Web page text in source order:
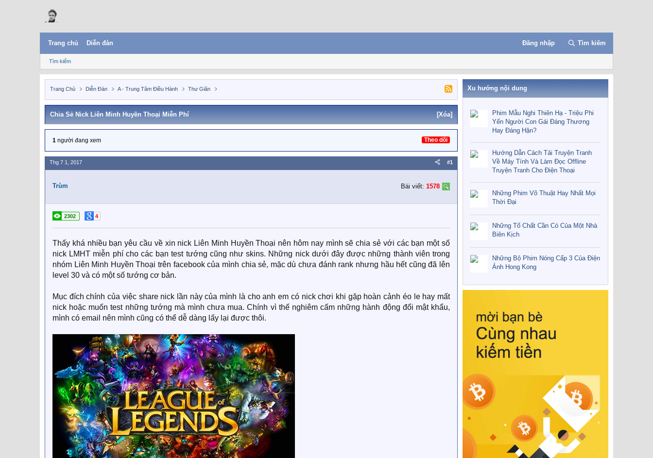
Trang chủ Diễn đàn Đăng nhập Tìm kiếm
Tìm kiếm
Trang Chủ Diễn Đàn A - Trung Tâm Điều Hành Thư Giãn
Chia Sẻ Nick Liên Minh Huyền Thoại Miễn Phí [Xóa]
1 người đang xem Theo dõi
Thg 7 1, 2017 #1
Trùm Bài viết: 1578
2302 4
Thấy khá nhiều bạn yêu cầu về xin nick Liên Minh Huyền Thoại nên hôm nay mình sẽ chia sẻ với các bạn một số
nick LMHT miễn phí cho các bạn test tướng cũng như skins. Những nick dưới đây được những thành viên trong
nhóm Liên Minh Huyền Thoại trên facebook của mình chia sẻ, mặc dù chưa đánh rank nhưng hầu hết cũng đã lên
level 30 và có một số tướng cơ bản.
Mục đích chính của việc share nick lần này của mình là cho anh em có nick chơi khi gặp hoàn cảnh éo le hay mất
nick hoặc muốn test những tướng mà mình chưa mua. Chính vì thế nghiêm cấm những hành động đổi mật khẩu,
mình có email nên mình cũng có thể dễ dàng lấy lại được thôi.
Xu hướng nội dung
Phim Mẫu Nghi Thiên Hạ - Triệu Phi
Yến Người Con Gái Đáng Thương
Hay Đáng Hận?
Hướng Dẫn Cách Tải Truyện Tranh
Về Máy Tính Và Làm Đọc Offline
Truyện Tranh Cho Điện Thoại
Những Phim Võ Thuật Hay Nhất Mọi
Thời Đại
Những Tố Chất Cần Có Của Một Nhà
Biên Kịch
Những Bộ Phim Nóng Cấp 3 Của Điện
Ảnh Hong Kong